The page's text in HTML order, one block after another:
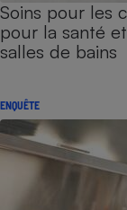
Soins pour les
pour la santé
salles de bains
ENQUÊTE